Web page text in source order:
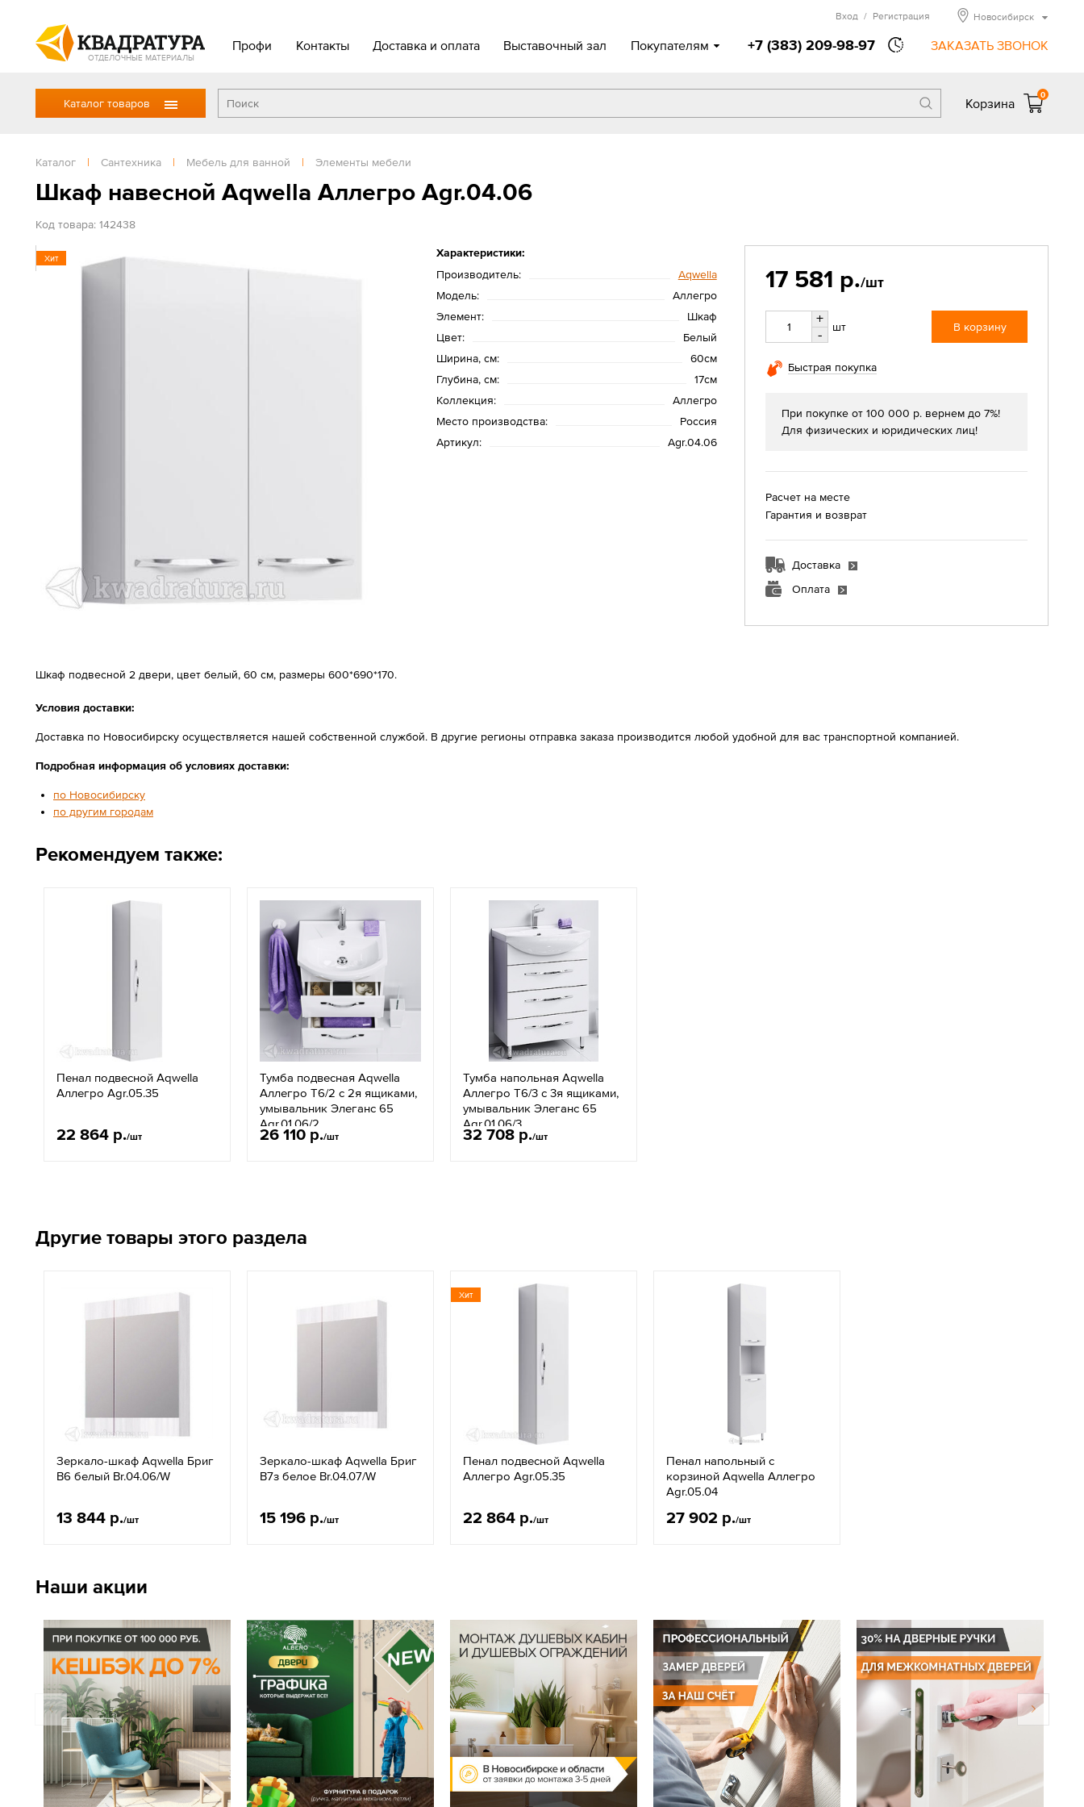
ОТДЕЛОЧНЫЕ МАТЕРИАЛЫ
Профи Контакты Доставка и оплата Выставочный зал Покупателям +7 (383) 209-98-97 ЗАКАЗАТЬ ЗВОНОК
Вход / Регистрация Новосибирск
Каталог товаров Корзина
0
Каталог | Сантехника | Мебель для ванной | Элементы мебели
Шкаф навесной Aqwella Аллегро Agr.04.06
Код товара: 142438
Хит
Характеристики:
Производитель:
Aqwella
Модель:
Аллегро
Элемент:
Шкаф
Цвет:
Белый
Ширина, см:
60см
Глубина, см:
17см
Коллекция:
Аллегро
Место производства:
Россия
Артикул:
Agr.04.06
17 581 р./шт
+
-
шт В корзину
Быстрая покупка
При покупке от 100 000 р. вернем до 7%!
Для физических и юридических лиц!
Расчет на месте
Гарантия и возврат
Доставка
Оплата
Шкаф подвесной 2 двери, цвет белый, 60 см, размеры 600*690*170.
Условия доставки:
Доставка по Новосибирску осуществляется нашей собственной службой. В другие регионы отправка заказа производится любой удобной для вас транспортной компанией.
Подробная информация об условиях доставки:
по Новосибирску
по другим городам
Рекомендуем также:
Пенал подвесной Aqwella
Аллегро Agr.05.35
22 864 р./шт
Тумба подвесная Aqwella
Аллегро Т6/2 с 2я ящиками,
умывальник Элеганс 65
Agr.01.06/2
26 110 р./шт
Тумба напольная Aqwella
Аллегро Т6/3 с 3я ящиками,
умывальник Элеганс 65
Agr.01.06/3
32 708 р./шт
Другие товары этого раздела
Зеркало-шкаф Aqwella Бриг
В6 белый Br.04.06/W
13 844 р./шт
Зеркало-шкаф Aqwella Бриг
В7з белое Br.04.07/W
15 196 р./шт
Хит
Пенал подвесной Aqwella
Аллегро Agr.05.35
22 864 р./шт
Пенал напольный с
корзиной Aqwella Аллегро
Agr.05.04
27 902 р./шт
Наши акции